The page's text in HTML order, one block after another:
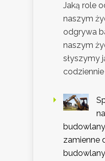
Jaką role
naszym
odgrywa
naszym
słyszymy
codziennie
zamienne